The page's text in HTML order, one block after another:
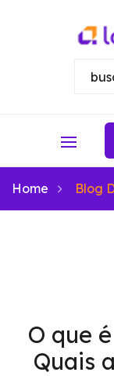
Home Blog
O que
Quais